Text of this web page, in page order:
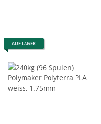
AUF LAGER